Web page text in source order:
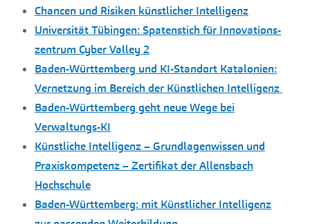
Chancen und Risiken künstlicher Intelligenz
Universität Tübingen: Spatenstich für Innovations­
zentrum Cyber Valley 2
Baden-Württemberg und KI-Standort Katalonien:
Vernetzung im Bereich der Künstlichen Intelligenz
Baden-Württemberg geht neue Wege bei
Verwaltungs-KI
Künstliche Intelligenz – Grundlagenwissen und
Praxiskompetenz – Zertifikat der Allensbach
Hochschule
Baden-Württemberg: mit Künstlicher Intelligenz